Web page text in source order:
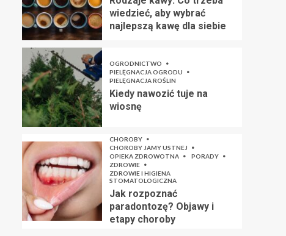
wiedzieć, aby wybrać
najlepszą kawę dla siebie
OGRODNICTWO
PIELĘGNACJA OGRODU
PIELĘGNACJA ROŚLIN
Kiedy nawozić tuje na
wiosnę
CHOROBY
CHOROBY JAMY USTNEJ
OPIEKA ZDROWOTNA
PORADY
ZDROWIE
ZDROWIE I HIGIENA
STOMATOLOGICZNA
Jak rozpoznać
paradontozę? Objawy i
etapy choroby